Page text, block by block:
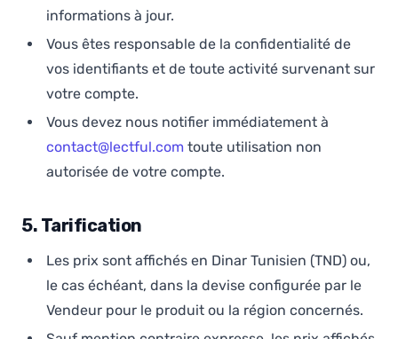
informations à jour.
Vous êtes responsable de la confidentialité de
vos identifiants et de toute activité survenant sur
votre compte.
Vous devez nous notifier immédiatement à
contact@lectful.com toute utilisation non
autorisée de votre compte.
5. Tarification
Les prix sont affichés en Dinar Tunisien (TND) ou,
le cas échéant, dans la devise configurée par le
Vendeur pour le produit ou la région concernés.